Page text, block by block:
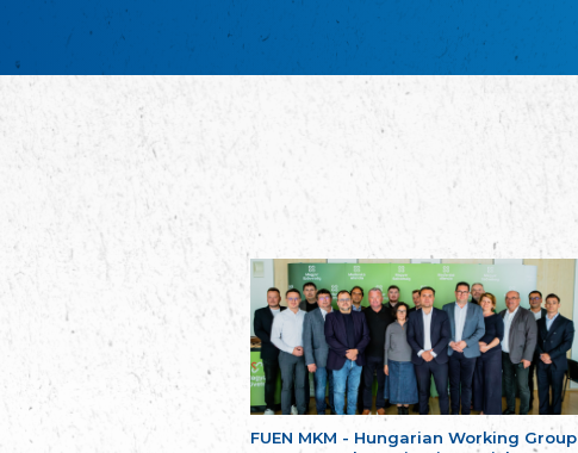
FUEN MKM - Hungarian Working Group